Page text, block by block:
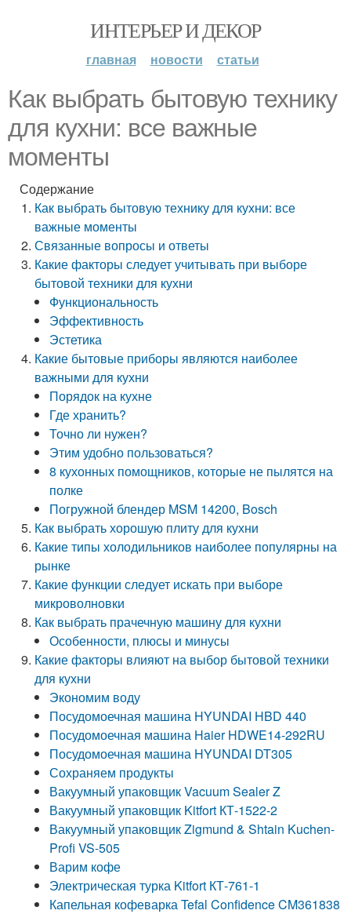
ИНТЕРЬЕР И ДЕКОР
главная новости статьи
Как выбрать бытовую технику
для кухни: все важные
моменты
Содержание
Как выбрать бытовую технику для кухни: все
важные моменты
Связанные вопросы и ответы
Какие факторы следует учитывать при выборе
бытовой техники для кухни
Функциональность
Эффективность
Эстетика
Какие бытовые приборы являются наиболее
важными для кухни
Порядок на кухне
Где хранить?
Точно ли нужен?
Этим удобно пользоваться?
8 кухонных помощников, которые не пылятся на
полке
Погружной блендер MSM 14200, Bosch
Как выбрать хорошую плиту для кухни
Какие типы холодильников наиболее популярны на
рынке
Какие функции следует искать при выборе
микроволновки
Как выбрать прачечную машину для кухни
Особенности, плюсы и минусы
Какие факторы влияют на выбор бытовой техники
для кухни
Экономим воду
Посудомоечная машина HYUNDAI HBD 440
Посудомоечная машина Haier HDWE14-292RU
Посудомоечная машина HYUNDAI DT305
Сохраняем продукты
Вакуумный упаковщик Vacuum Sealer Z
Вакуумный упаковщик Kitfort КТ-1522-2
Вакуумный упаковщик Zigmund & Shtain Kuchen-
Profi VS-505
Варим кофе
Электрическая турка Kitfort КТ-761-1
Капельная кофеварка Tefal Confidence CM361838